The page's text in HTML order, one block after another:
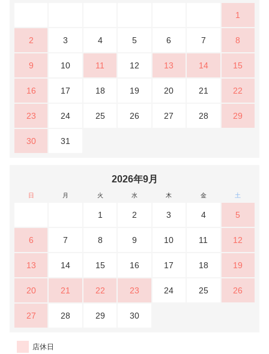
1
2 3 4 5 6 7 8
9 10 11 12 13 14 15
16 17 18 19 20 21 22
23 24 25 26 27 28 29
30 31
2026年9月
日 月 火 水 木 金 土
1 2 3 4 5
6 7 8 9 10 11 12
13 14 15 16 17 18 19
20 21 22 23 24 25 26
27 28 29 30
店休日